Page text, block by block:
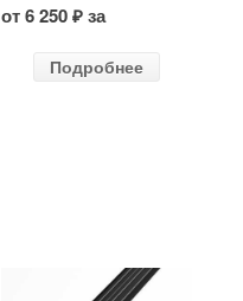
от 6 250 ₽ за
Подробнее